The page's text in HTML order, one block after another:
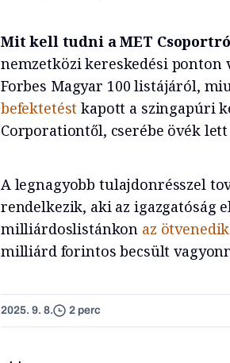
Mit kell tudni a MET
nemzetközi kereskedési ponton
Forbes Magyar 100 listájáról,
befektetést kapott a szingapúri
Corporationtől, cserébe övék lett
A legnagyobb tulajdonrésszel
rendelkezik, aki az igazgatóság
milliárdoslistánkon az
milliárd forintos becsült
2025. 9. 8. 2 perc